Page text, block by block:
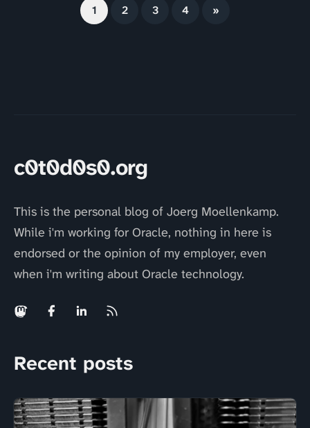
1 2 3 4 »
c0t0d0s0.org
This is the personal blog of Joerg Moellenkamp.
While i'm working for Oracle, nothing in here is
endorsed or the opinion of my employer, even
when i'm writing about Oracle technology.
Recent posts